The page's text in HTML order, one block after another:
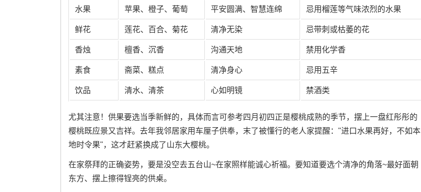
水果 苹果、橙子、葡萄 平安圆满、智慧连绵 忌用榴莲等气味浓烈的水果
鲜花 莲花、百合、菊花 清净无染 忌带刺或枯萎的花
香烛 檀香、沉香 沟通天地 禁用化学香
素食 斋菜、糕点 清净身心 忌用五辛
饮品 清水、清茶 心如明镜 禁酒类
尤其注意！供果要选当季新鲜的，具体而言可参考四月初四正是樱桃成熟的季节，摆上一盘红彤彤的
樱桃既应景又吉祥。去年我邻居家用车厘子供奉，末了被懂行的老人家提醒："进口水果再好，不如本
地时令果"，这才赶紧换成了山东大樱桃。
在家祭拜的正确姿势，要是没空去五台山~在家照样能诚心祈福。要知道要选个清净的角落~最好面朝
东方、摆上擦得锃亮的供桌。